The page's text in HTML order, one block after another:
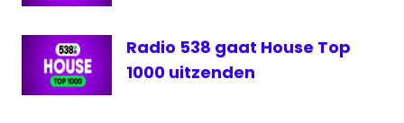
Radio 538 gaat House Top
1000 uitzenden